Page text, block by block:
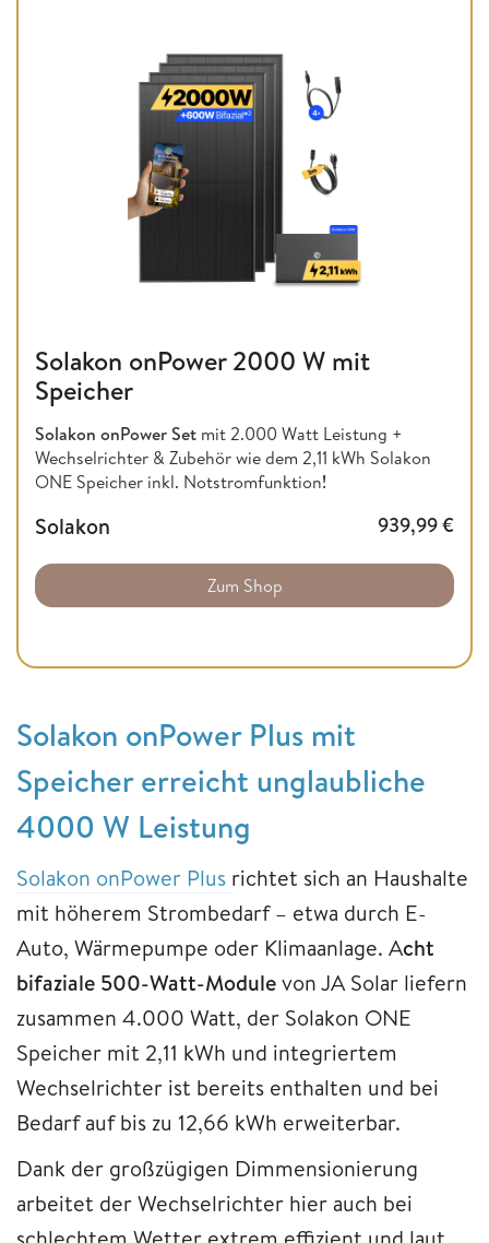
Solakon onPower 2000 W mit
Speicher
Solakon onPower Set mit 2.000 Watt Leistung +
Wechselrichter & Zubehör wie dem 2,11 kWh Solakon
ONE Speicher inkl. Notstromfunktion!
Solakon 939,99€
Zum Shop
Solakon onPower Plus mit
Speicher erreicht unglaubliche
4000 W Leistung
Solakon onPower Plus richtet sich an Haushalte
mit höherem Strombedarf – etwa durch E-
Auto, Wärmepumpe oder Klimaanlage. Acht
bifaziale 500-Watt-Modulevon JA Solar liefern
zusammen 4.000 Watt, der Solakon ONE
Speicher mit 2,11 kWh und integriertem
Wechselrichter ist bereits enthalten und bei
Bedarf auf bis zu 12,66 kWh erweiterbar.
Dank der großzügigen Dimmensionierung
arbeitet der Wechselrichter hier auch bei